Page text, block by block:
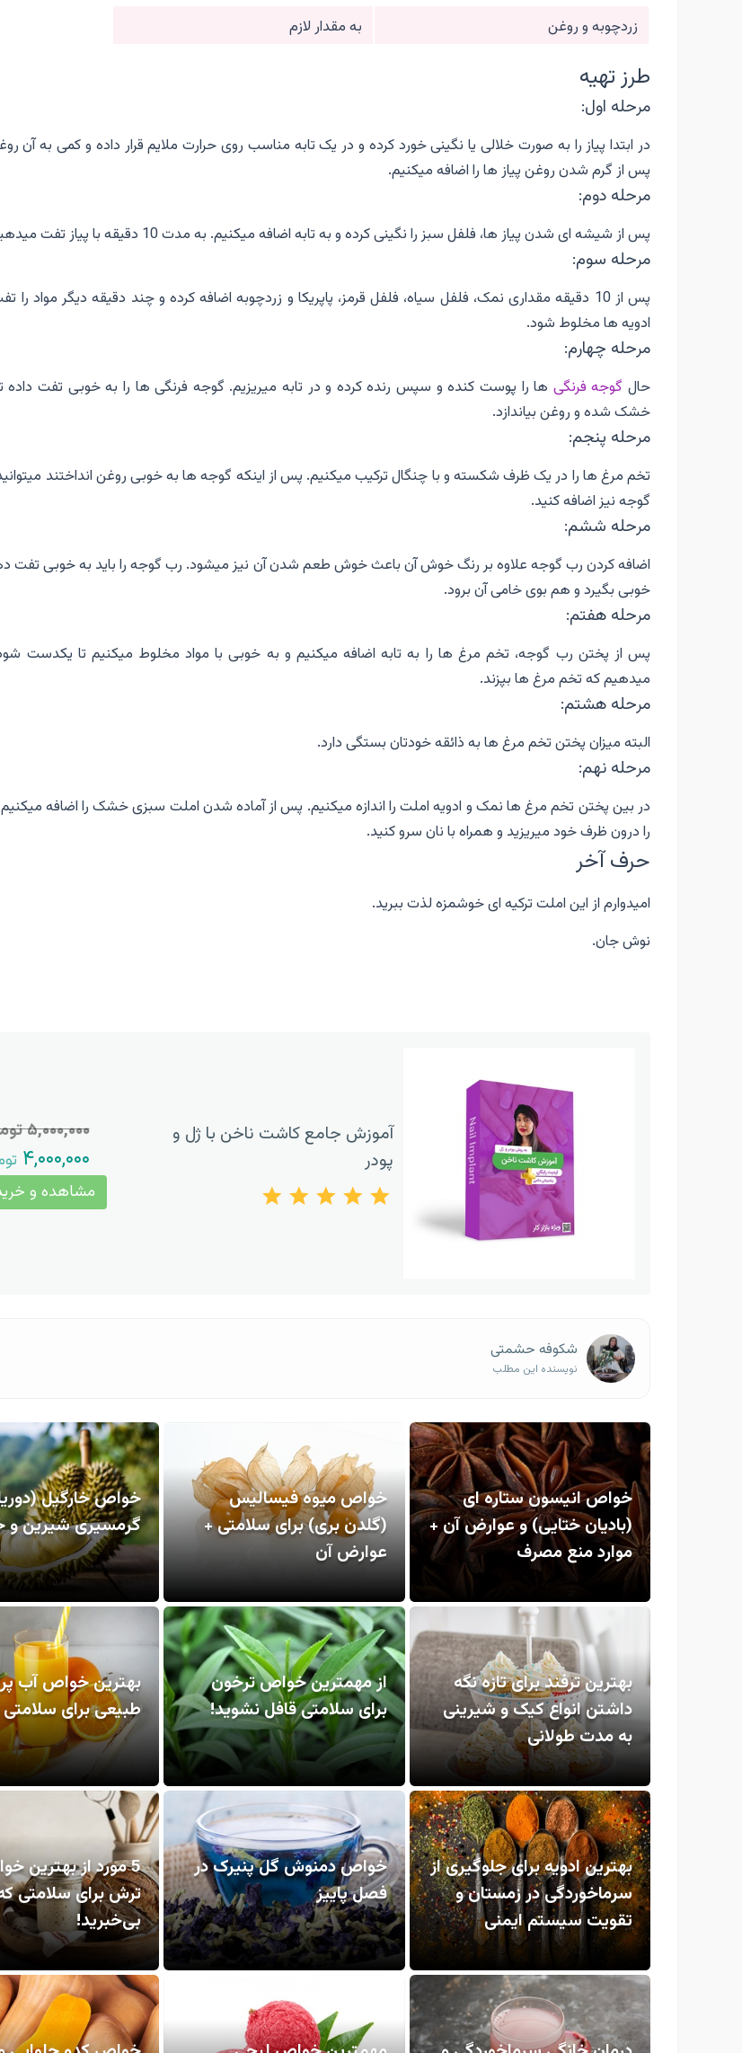
زردچوبه و روغن
به مقدار لازم
طرز تهیه
مرحله اول:
در ابتدا پیاز را به صورت خلالی یا نگینی خورد کرده و در یک تابه مناسب روی حرارت ملایم قرار داده و کمی به آن
پس از گرم شدن روغن پیاز ها را اضافه میکنیم.
مرحله دوم:
پس از شیشه ای شدن پیاز ها، فلفل سبز را نگینی کرده و به تابه اضافه میکنیم. به مدت 10 دقیقه با پیاز تفت میدهیم.
مرحله سوم:
پس از 10 دقیقه مقداری نمک، فلفل سیاه، فلفل قرمز، پاپریکا و زردچوبه اضافه کرده و چند دقیقه دیگر مواد را
ادویه ها مخلوط شود.
مرحله چهارم:
حال گوجه فرنگی ها را پوست کنده و سپس رنده کرده و در تابه میریزیم. گوجه فرنگی ها را به خوبی تفت داده
خشک شده و روغن بیاندازد.
مرحله پنجم:
تخم مرغ ها را در یک ظرف شکسته و با چنگال ترکیب میکنیم. پس از اینکه گوجه ها به خوبی روغن انداختند
گوجه نیز اضافه کنید.
مرحله ششم:
اضافه کردن رب گوجه علاوه بر رنگ خوش آن باعث خوش طعم شدن آن نیز میشود. رب گوجه را باید به خوبی تفت
خوبی بگیرد و هم بوی خامی آن برود.
مرحله هفتم:
پس از پختن رب گوجه، تخم مرغ ها را به تابه اضافه میکنیم و به خوبی با مواد مخلوط میکنیم تا یکدست
میدهیم که تخم مرغ ها بپزند.
مرحله هشتم:
البته میزان پختن تخم مرغ ها به ذائقه خودتان بستگی دارد.
مرحله نهم:
در بین پختن تخم مرغ ها نمک و ادویه املت را اندازه میکنیم. پس از آماده شدن املت سبزی خشک را اضافه
را درون ظرف خود میریزید و همراه با نان سرو کنید.
حرف آخر
امیدوارم از این املت ترکیه ای خوشمزه لذت ببرید.
نوش جان.
آموزش جامع کاشت ناخن با ژل و
پودر
۵,۰۰۰,۰۰۰ تومان
۴,۰۰۰,۰۰۰
مشاهده و
شکوفه حشمتی
نویسنده این مطلب
خواص انیسون ستاره ای
(بادیان ختایی) و عوارض آن +
موارد منع مصرف
خواص میوه فیسالیس
(گلدن بری) برای سلامتی +
عوارض آن
خواص خارگیل
گرمسیری شیرین و
بهترین ترفند برای تازه نگه
داشتن انواع کیک و شیرینی
به مدت طولانی
از مهمترین خواص ترخون
برای سلامتی قافل نشوید!
بهترین خواص آب
طبیعی برای سلامتی
بهترین ادویه برای جلوگیری از
سرماخوردگی در زمستان و
تقویت سیستم ایمنی
خواص دمنوش گل پنیرک در
فصل پاییز
5 مورد از بهترین
ترش برای سلامتی
بی‌خبرید!